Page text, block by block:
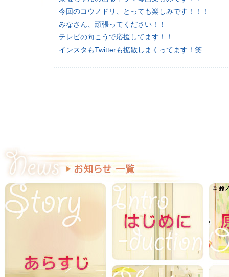
今回のコウノドリ、とっても楽しみです！！！
みなさん、頑張ってください！！
テレビの向こうで応援してます！！
インスタもTwitterも拡散しまくってます！笑